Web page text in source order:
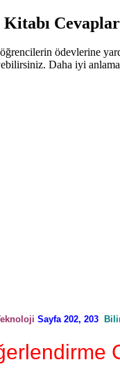
ödevlerine
Daha iyi
Sayfa 202, 203